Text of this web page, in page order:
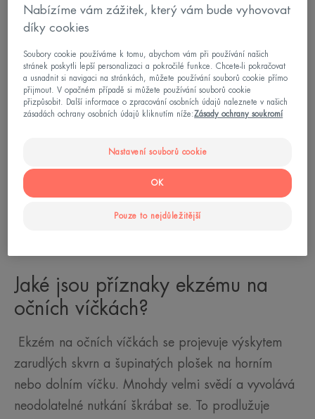
Jaké jsou příznaky ekzému na
očních víčkách?
Ekzém na očních víčkách se projevuje výskytem
zarudlých skvrn a šupinatých plošek na horním
nebo dolním víčku. Mnohdy velmi svědí a vyvolává
neodolatelné nutkání škrábat se. To prodlužuje
Nabízíme vám zážitek, který vám bude vyhovovat
díky cookies
Soubory cookie používáme k tomu, abychom vám při používání našich
stránek poskytli lepší personalizaci a pokročilé funkce. Chcete-li pokračovat
a usnadnit si navigaci na stránkách, můžete používání souborů cookie přímo
přijmout. V opačném případě si můžete používání souborů cookie
přizpůsobit. Další informace o zpracování osobních údajů naleznete v našich
zásadách ochrany osobních údajů kliknutím níže:Zásady ochrany soukromí
Nastavení souborů cookie
Pouze to nejdůležitější
OK